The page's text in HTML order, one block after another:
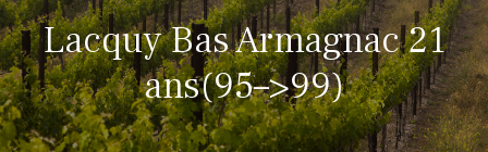
Lacquy Bas Armagnac 21
ans(95–>99)